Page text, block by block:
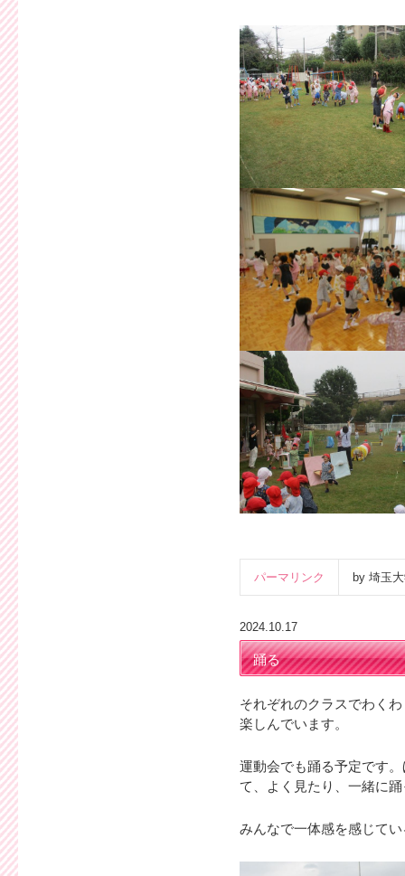
パーマリンク by 埼玉
2024.10.17
踊る
それぞれのクラスでわく
楽しんでいます。
運動会でも踊る予定です
て、よく見たり、一緒に
みんなで一体感を感じて